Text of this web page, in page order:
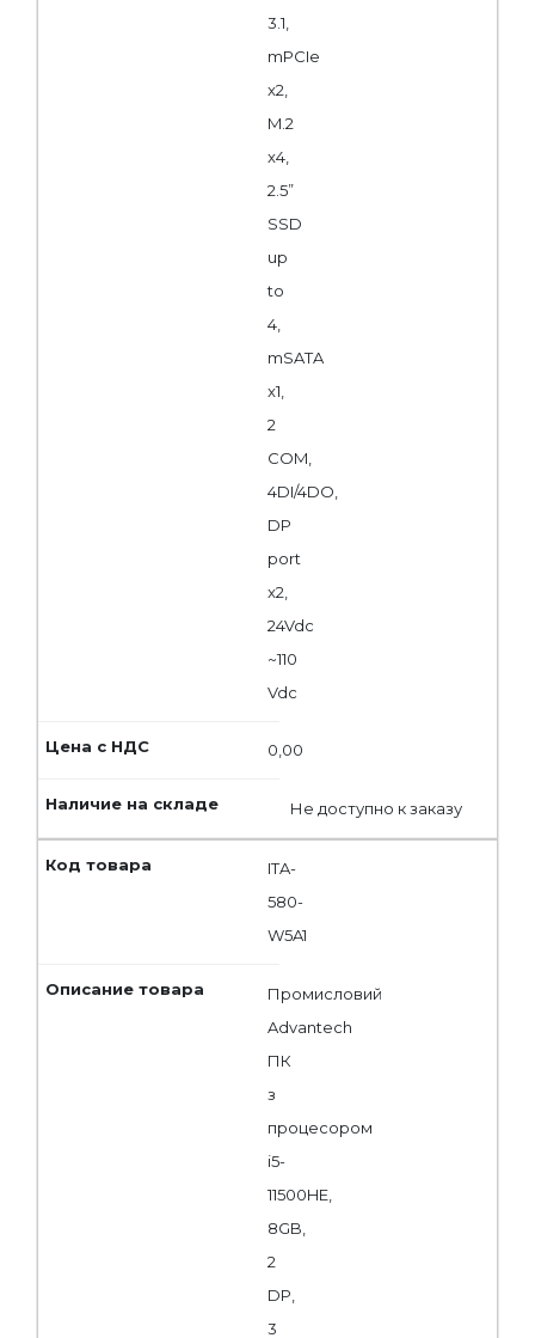
3.1,
mPCIe
x2,
M.2
x4,
2.5”
SSD
up
to
4,
mSATA
x1,
2
COM,
4DI/4DO,
DP
port
x2,
24Vdc
~110
Vdc
0,00
Не доступно к заказу
ITA-
580-
W5A1
Промисловий
Advantech
ПК
з
процесором
i5-
11500HE,
8GB,
2
DP,
3